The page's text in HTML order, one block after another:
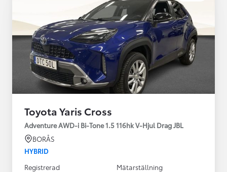
Toyota Yaris Cross
Adventure AWD-i Bi-Tone 1.5 116hk V-Hjul Drag JBL
BORÅS
HYBRID
Registrerad
Mätarställning